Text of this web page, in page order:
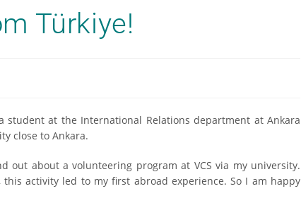
Türkiye!
at the International Relations department at Ankara
close to Ankara.
about a volunteering program at VCS via my university.
activity led to my first abroad experience. So I am happy